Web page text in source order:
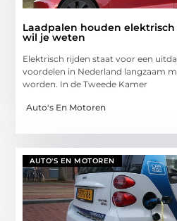
Laadpalen houden
wil je weten
Elektrisch rijden staat voor een
voordelen in Nederland langzaam
worden. In de Tweede Kamer
Auto's En Motoren
AUTO'S EN MOTOREN